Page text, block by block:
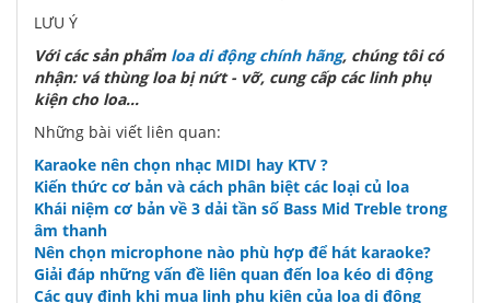
LƯU Ý
Với các sản phẩm loa di động chính hãng, chúng tôi có
nhận: vá thùng loa bị nứt - vỡ, cung cấp các linh phụ
kiện cho loa...
Những bài viết liên quan:
Karaoke nên chọn nhạc MIDI hay KTV ?
Kiến thức cơ bản và cách phân biệt các loại củ loa
Khái niệm cơ bản về 3 dải tần số Bass Mid Treble trong
âm thanh
Nên chọn microphone nào phù hợp để hát karaoke?
Giải đáp những vấn đề liên quan đến loa kéo di động
Các quy định khi mua linh phụ kiện của loa di động